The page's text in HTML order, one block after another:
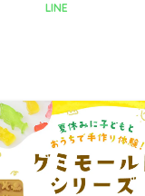
LINE